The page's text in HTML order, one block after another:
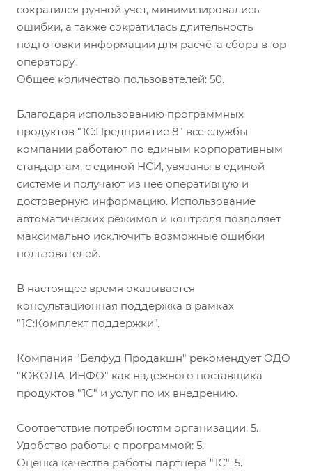
сократился ручной учет, минимизировались
ошибки, а также сократилась длительность
подготовки информации для расчёта сбора втор
оператору.
Общее количество пользователей: 50.
Благодаря использованию программных
продуктов "1С:Предприятие 8" все службы
компании работают по единым корпоративным
стандартам, с единой НСИ, увязаны в единой
системе и получают из нее оперативную и
достоверную информацию. Использование
автоматических режимов и контроля позволяет
максимально исключить возможные ошибки
пользователей.
В настоящее время оказывается
консультационная поддержка в рамках
"1С:Комплект поддержки".
Компания "Белфуд Продакшн" рекомендует ОДО
"ЮКОЛА-ИНФО" как надежного поставщика
продуктов "1С" и услуг по их внедрению.
Соответствие потребностям организации: 5.
Удобство работы с программой: 5.
Оценка качества работы партнера "1С": 5.